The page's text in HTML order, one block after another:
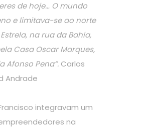
de hoje… O mundo
e limitava-se ao norte
na rua da Bahia,
Casa Oscar Marques,
Afonso Pena“. Carlos
Andrade
integravam um
na